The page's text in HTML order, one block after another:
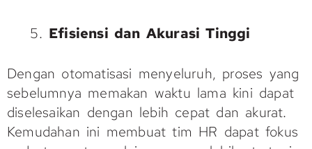
Efisiensi dan Akurasi Tinggi
Dengan otomatisasi menyeluruh, proses yang
sebelumnya memakan waktu lama kini dapat
diselesaikan dengan lebih cepat dan akurat.
Kemudahan ini membuat tim HR dapat fokus